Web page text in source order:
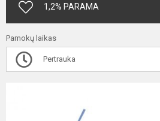
1,2% PARAMA
Pamokų laikas
Pertrauka